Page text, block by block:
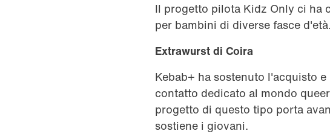
Il progetto pilota Kidz Only ci ha
per bambini di diverse fasce
Extrawurst di Coira
Kebab+ ha sostenuto l'acquisto
contatto dedicato al mondo
progetto di questo tipo porta
sostiene i giovani.